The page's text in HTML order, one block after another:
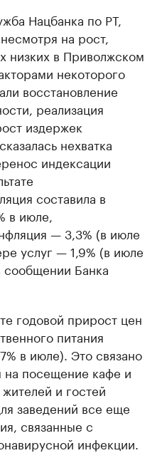
Нацбанка по РТ,
на рост,
низких в Приволжском
некоторого
восстановление
реализация
издержек
нехватка
индексации
составила в
в июле,
— 3,3% (в июле
услуг — 1,9% (в июле
Банка
годовой прирост цен
питания
в июле). Это связано
посещение кафе и
и гостей
заведений все еще
связанные с
инфекции.